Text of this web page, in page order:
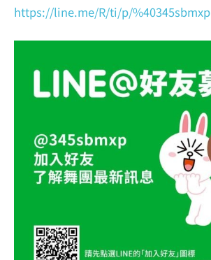
https://line.me/R/ti/p/%40345sbmxp